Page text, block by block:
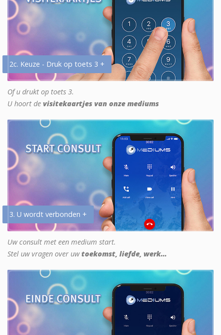
2c. Keuze - Druk op toets 3 +
Of u drukt op toets 3.
U hoort de visitekaartjes van onze mediums
3. U wordt verbonden +
Uw consult met een medium start.
Stel uw vragen over uwtoekomst, liefde, werk...